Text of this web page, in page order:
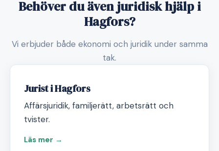
Behöver du även juridisk hjälp i
Hagfors?
Vi erbjuder både ekonomi och juridik under samma
tak.
Jurist i Hagfors
Affärsjuridik, familjerätt, arbetsrätt och
tvister.
Läs mer →